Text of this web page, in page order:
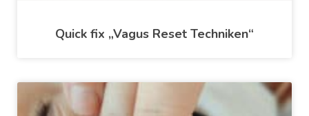
Quick fix „Vagus Reset Techniken“